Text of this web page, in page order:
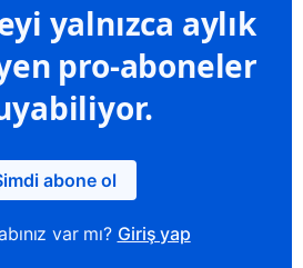
yalnızca aylık
pro-aboneler
abone ol
var mı? Giriş yap